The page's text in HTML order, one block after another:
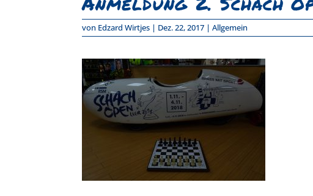
von Edzard Wirtjes | Dez. 22, 2017 |Allgemein